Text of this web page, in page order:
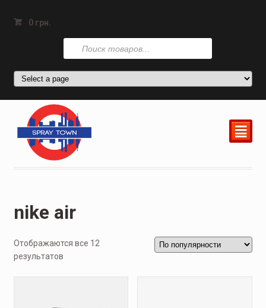
0 грн.
Поиск
товаров
²
nike air
Отображаются все 12
результатов